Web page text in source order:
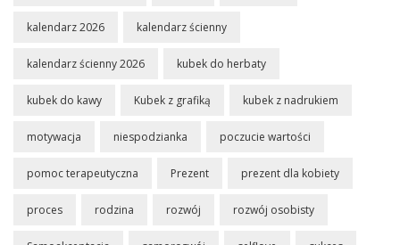
kalendarz 2026 kalendarz ścienny
kalendarz ścienny 2026 kubek do herbaty
kubek do kawy Kubek z grafiką kubek z nadrukiem
motywacja niespodzianka poczucie wartości
pomoc terapeutyczna Prezent prezent dla kobiety
proces rodzina rozwój rozwój osobisty